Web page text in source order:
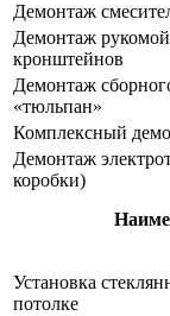
Демонтаж
Демонтаж
кронштейнов
Демонтаж
«тюльпан»
Комплексный
Демонтаж
коробки)
Установка
потолке